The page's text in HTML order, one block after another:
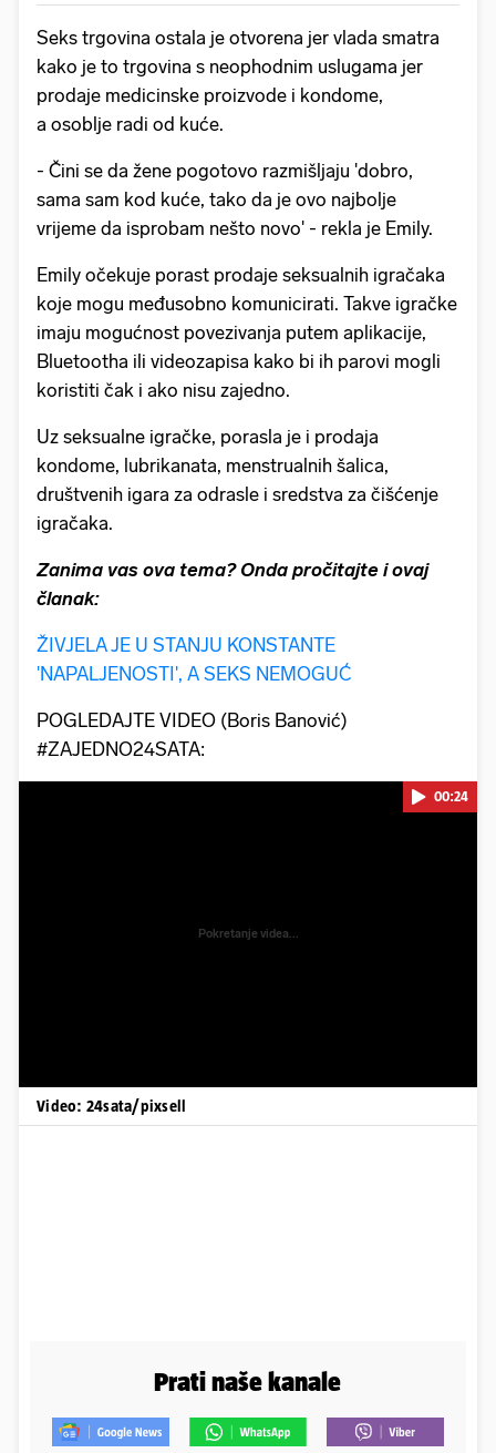
Seks trgovina ostala je otvorena jer vlada smatra
kako je to trgovina s neophodnim uslugama jer
prodaje medicinske proizvode i kondome,
a osoblje radi od kuće.
- Čini se da žene pogotovo razmišljaju 'dobro,
sama sam kod kuće, tako da je ovo najbolje
vrijeme da isprobam nešto novo' - rekla je Emily.
Emily očekuje porast prodaje seksualnih igračaka
koje mogu međusobno komunicirati. Takve igračke
imaju mogućnost povezivanja putem aplikacije,
Bluetootha ili videozapisa kako bi ih parovi mogli
koristiti čak i ako nisu zajedno.
Uz seksualne igračke, porasla je i prodaja
kondome, lubrikanata, menstrualnih šalica,
društvenih igara za odrasle i sredstva za čišćenje
igračaka.
Zanima vas ova tema? Onda pročitajte i ovaj
članak:
ŽIVJELA JE U STANJU KONSTANTE
'NAPALJENOSTI', A SEKS NEMOGUĆ
POGLEDAJTE VIDEO (Boris Banović)
#ZAJEDNO24SATA:
Pokretanje videa...
00:24
Video: 24sata/pixsell
Prati naše kanale